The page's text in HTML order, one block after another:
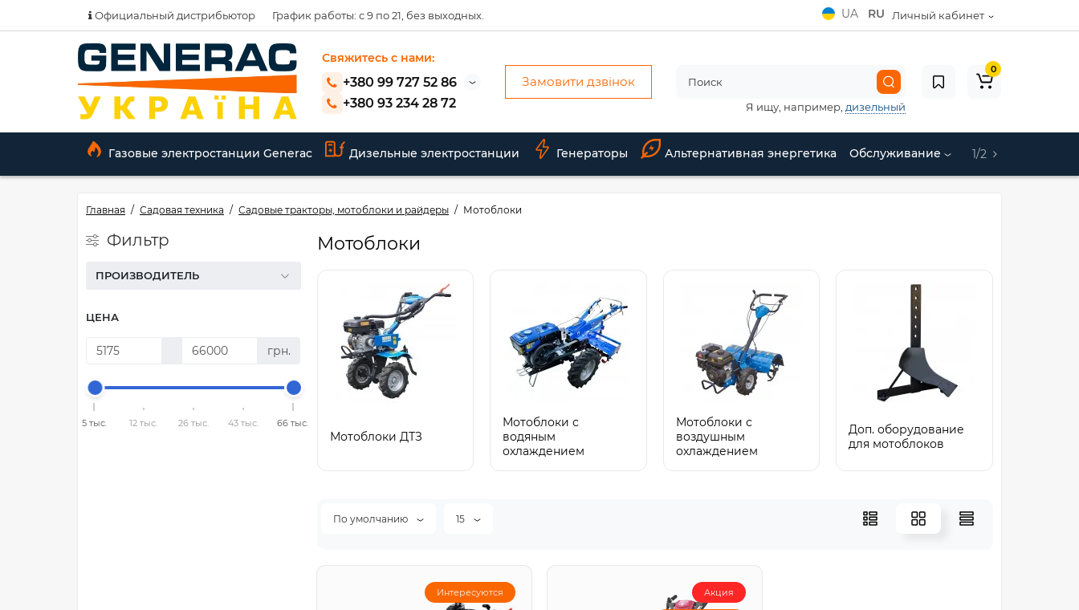
Официальный дистрибьютор График работы: с 9 по 21, без выходных. Личный кабинет
UA RU
Свяжитесь с нами:
+380 99 727 52 86
+380 93 234 28 72
Замовити дзвінок
Я ищу, например, дизельный
0
Газовые электростанции Generac Дизельные электростанции Генераторы Альтернативная энергетика Обслуживание 1/2
Главная Садовая техника Садовые тракторы, мотоблоки и райдеры Мотоблоки
Фильтр
ПРОИЗВОДИТЕЛЬ
ЦЕНА
грн.
5 тыс. 12 тыс. 26 тыс. 43 тыс. 66 тыс.
Мотоблоки
Мотоблоки ДТЗ
Мотоблоки с
водяным
охлаждением
Мотоблоки с
воздушным
охлаждением
Доп. оборудование
для мотоблоков
По умолчанию 15
Интересуются Акция